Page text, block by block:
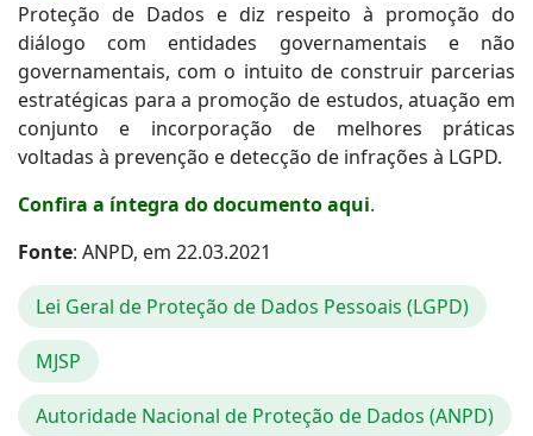
Proteção de Dados e diz respeito à promoção do
diálogo com entidades governamentais e não
governamentais, com o intuito de construir parcerias
estratégicas para a promoção de estudos, atuação em
conjunto e incorporação de melhores práticas
voltadas à prevenção e detecção de infrações à LGPD.
Confira a íntegra do documento aqui.
Fonte: ANPD, em 22.03.2021
Lei Geral de Proteção de Dados Pessoais (LGPD)
MJSP
Autoridade Nacional de Proteção de Dados (ANPD)